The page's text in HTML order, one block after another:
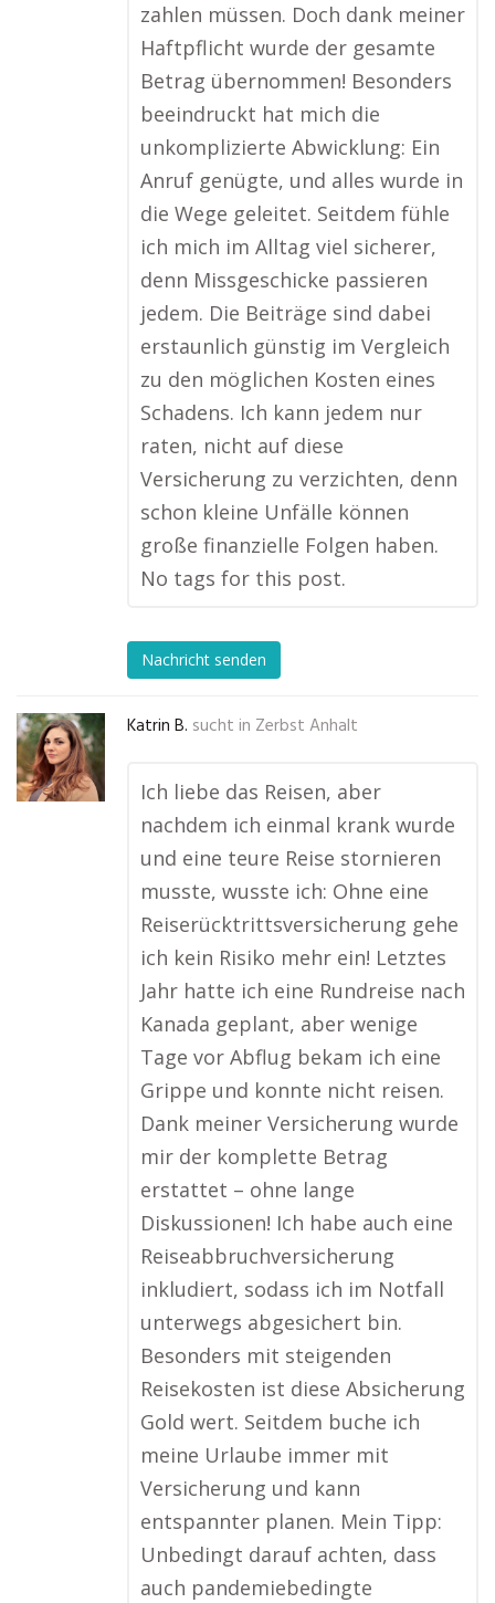
zahlen müssen. Doch dank meiner
Haftpflicht wurde der gesamte
Betrag übernommen! Besonders
beeindruckt hat mich die
unkomplizierte Abwicklung: Ein
Anruf genügte, und alles wurde in
die Wege geleitet. Seitdem fühle
ich mich im Alltag viel sicherer,
denn Missgeschicke passieren
jedem. Die Beiträge sind dabei
erstaunlich günstig im Vergleich
zu den möglichen Kosten eines
Schadens. Ich kann jedem nur
raten, nicht auf diese
Versicherung zu verzichten, denn
schon kleine Unfälle können
große finanzielle Folgen haben.
No tags for this post.
Nachricht senden
Katrin B. sucht in Zerbst Anhalt
Ich liebe das Reisen, aber
nachdem ich einmal krank wurde
und eine teure Reise stornieren
musste, wusste ich: Ohne eine
Reiserücktrittsversicherung gehe
ich kein Risiko mehr ein! Letztes
Jahr hatte ich eine Rundreise nach
Kanada geplant, aber wenige
Tage vor Abflug bekam ich eine
Grippe und konnte nicht reisen.
Dank meiner Versicherung wurde
mir der komplette Betrag
erstattet – ohne lange
Diskussionen! Ich habe auch eine
Reiseabbruchversicherung
inkludiert, sodass ich im Notfall
unterwegs abgesichert bin.
Besonders mit steigenden
Reisekosten ist diese Absicherung
Gold wert. Seitdem buche ich
meine Urlaube immer mit
Versicherung und kann
entspannter planen. Mein Tipp:
Unbedingt darauf achten, dass
auch pandemiebedingte